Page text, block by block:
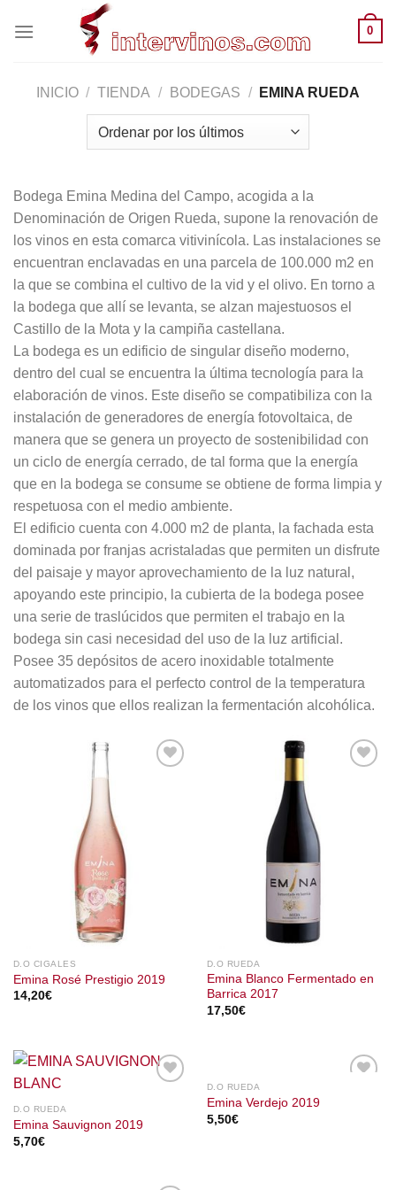
0
INICIO / TIENDA / BODEGAS / EMINA RUEDA
Bodega Emina Medina del Campo, acogida a la
Denominación de Origen Rueda, supone la renovación de
los vinos en esta comarca vitivinícola. Las instalaciones se
encuentran enclavadas en una parcela de 100.000 m2 en
la que se combina el cultivo de la vid y el olivo. En torno a
la bodega que allí se levanta, se alzan majestuosos el
Castillo de la Mota y la campiña castellana.
La bodega es un edificio de singular diseño moderno,
dentro del cual se encuentra la última tecnología para la
elaboración de vinos. Este diseño se compatibiliza con la
instalación de generadores de energía fotovoltaica, de
manera que se genera un proyecto de sostenibilidad con
un ciclo de energía cerrado, de tal forma que la energía
que en la bodega se consume se obtiene de forma limpia y
respetuosa con el medio ambiente.
El edificio cuenta con 4.000 m2 de planta, la fachada esta
dominada por franjas acristaladas que permiten un disfrute
del paisaje y mayor aprovechamiento de la luz natural,
apoyando este principio, la cubierta de la bodega posee
una serie de traslúcidos que permiten el trabajo en la
bodega sin casi necesidad del uso de la luz artificial.
Posee 35 depósitos de acero inoxidable totalmente
automatizados para el perfecto control de la temperatura
de los vinos que ellos realizan la fermentación alcohólica.
D.O CIGALES
Emina Rosé Prestigio 2019
14,20€
D.O RUEDA
Emina Blanco Fermentado en
Barrica 2017
17,50€
D.O RUEDA
Emina Sauvignon 2019
5,70€
D.O RUEDA
Emina Verdejo 2019
5,50€